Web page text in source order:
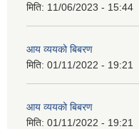
मिति: 11/06/2023 - 15:44
आय व्ययको बिबरण
मिति: 01/11/2022 - 19:21
आय व्ययको बिबरण
मिति: 01/11/2022 - 19:21